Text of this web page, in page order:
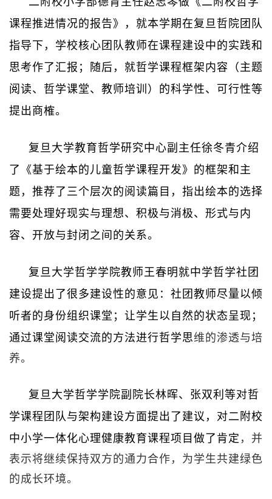
课程推进情况的报告》，就本学期在复旦哲院团队
指导下，学校核心团队教师在课程建设中的实践和
思考作了汇报；随后，就哲学课程框架内容（主题
阅读、哲学课堂、教师培训）的科学性、可行性等
提出商榷。
复旦大学教育哲学研究中心副主任徐冬青介绍
了《基于绘本的儿童哲学课程开发》的框架和主
题，推荐了三个层次的阅读篇目，指出绘本的选择
需要处理好现实与理想、积极与消极、形式与内
容、开放与封闭之间的关系。
复旦大学哲学学院教师王春明就中学哲学社团
建设提出了很多建设性的意见：社团教师尽量以倾
听者的身份组织课堂；让学生以自然的状态呈现；
通过课堂阅读交流的方法进行哲学思维的渗透与培
养。
复旦大学哲学学院副院长林晖、张双利等对哲
学课程团队与架构建设方面提出了建议，对二附校
中小学一体化心理健康教育课程项目做了肯定 ，并
表示将继续保持双方的通力合作，为学生共建绿色
的成长环境。